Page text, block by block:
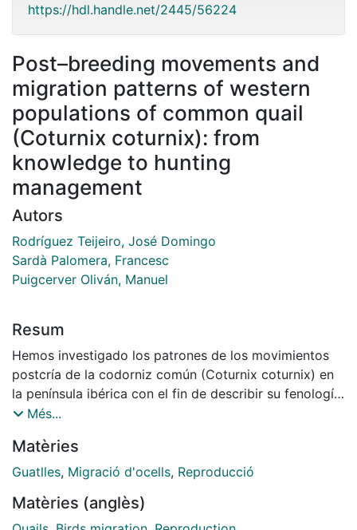
https://hdl.handle.net/2445/56224
Post–breeding movements and
migration patterns of western
populations of common quail
(Coturnix coturnix): from
knowledge to hunting
management
Autors
Rodríguez Teijeiro, José Domingo
Sardà Palomera, Francesc
Puigcerver Oliván, Manuel
Resum
Hemos investigado los patrones de los movimientos
postcría de la codorniz común (Coturnix coturnix) en
la península ibérica con el fin de describir su fenología
de paso migratorio y algunas características
necesaria para un ajuste óptimo de los períodos de
caza. Hemos trabajado a partir de dos conjuntos de
de cría (Garraf) de agosto a octubre en 2009 y 2010;
Més...
Matèries
Guatlles, Migració d'ocells, Reproducció
Matèries (anglès)